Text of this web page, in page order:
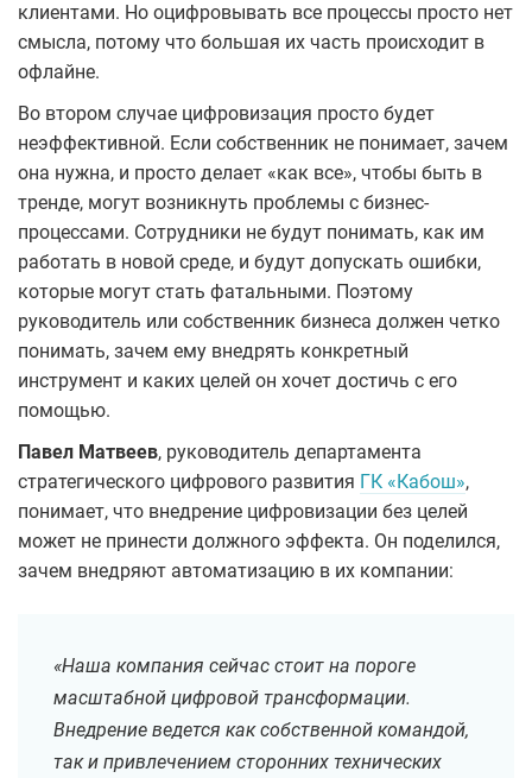
клиентами. Но оцифровывать все процессы просто нет
смысла, потому что большая их часть происходит в
офлайне.
Во втором случае цифровизация просто будет
неэффективной. Если собственник не понимает, зачем
она нужна, и просто делает «как все», чтобы быть в
тренде, могут возникнуть проблемы с бизнес-
процессами. Сотрудники не будут понимать, как им
работать в новой среде, и будут допускать ошибки,
которые могут стать фатальными. Поэтому
руководитель или собственник бизнеса должен четко
понимать, зачем ему внедрять конкретный
инструмент и каких целей он хочет достичь с его
помощью.
Павел Матвеев, руководитель департамента
стратегического цифрового развития ГК «Кабош»,
понимает, что внедрение цифровизации без целей
может не принести должного эффекта. Он поделился,
зачем внедряют автоматизацию в их компании:
«Наша компания сейчас стоит на пороге
масштабной цифровой трансформации.
Внедрение ведется как собственной командой,
так и привлечением сторонних технических